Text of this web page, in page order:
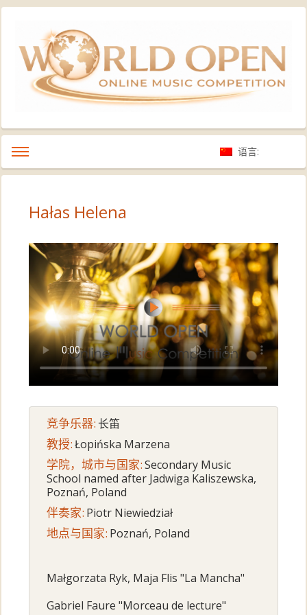
语言:
Hałas Helena
竞争乐器: 长笛
教授:Łopińska Marzena
学院，城市与国家:Secondary Music
School named after Jadwiga Kaliszewska,
Poznań, Poland
伴奏家: Piotr Niewiedział
地点与国家: Poznań, Poland
Małgorzata Ryk, Maja Flis "La Mancha"
Gabriel Faure "Morceau de lecture"